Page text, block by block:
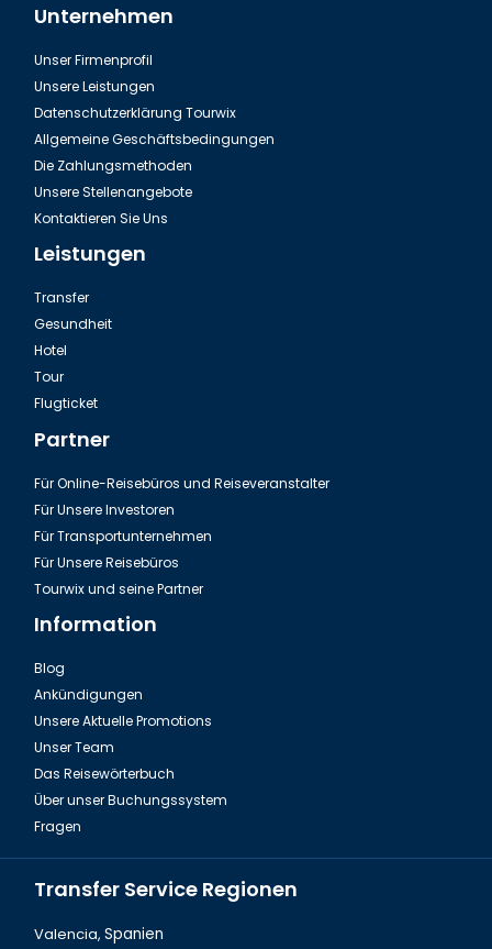
Unternehmen
Unser Firmenprofil
Unsere Leistungen
Datenschutzerklärung Tourwix
Allgemeine Geschäftsbedingungen
Die Zahlungsmethoden
Unsere Stellenangebote
Kontaktieren Sie Uns
Leistungen
Transfer
Gesundheit
Hotel
Tour
Flugticket
Partner
Für Online-Reisebüros und Reiseveranstalter
Für Unsere Investoren
Für Transportunternehmen
Für Unsere Reisebüros
Tourwix und seine Partner
Information
Blog
Ankündigungen
Unsere Aktuelle Promotions
Unser Team
Das Reisewörterbuch
Über unser Buchungssystem
Fragen
Transfer Service Regionen
Valencia, Spanien